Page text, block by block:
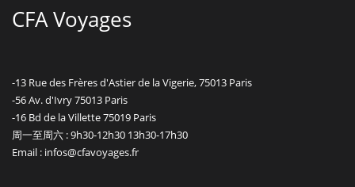
CFA Voyages
-13 Rue des Frères d'Astier de la Vigerie, 75013 Paris
-56 Av. d'Ivry 75013 Paris
-16 Bd de la Villette 75019 Paris
周一至周六 : 9h30-12h30 13h30-17h30
Email : infos@cfavoyages.fr